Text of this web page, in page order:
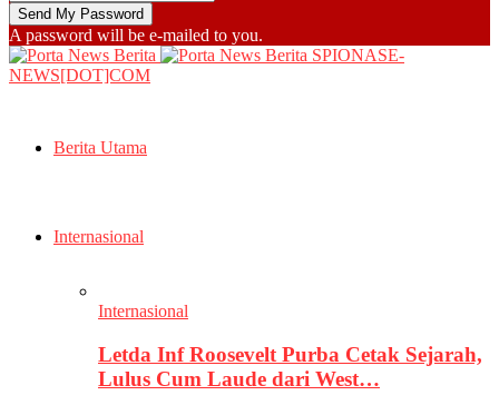
A password will be e-mailed to you.
SPIONASE-
NEWS[DOT]COM
Berita Utama
Internasional
Internasional
Letda Inf Roosevelt Purba Cetak Sejarah,
Lulus Cum Laude dari West…